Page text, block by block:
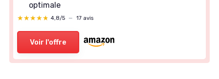
optimale
★★★★★
★★★★★ 4,8/5 — 17 avis
Voir l'offre